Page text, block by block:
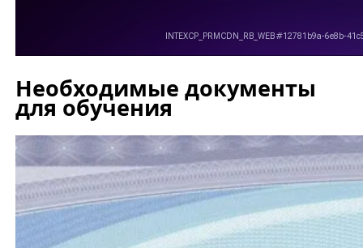
Необходимые документы
для обучения